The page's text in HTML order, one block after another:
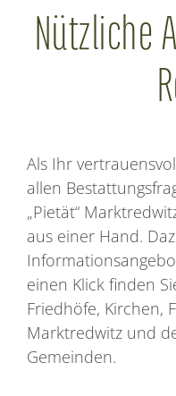
Nützliche
Als Ihr
allen
„Pietät“
aus einer Hand.
einen Klick finden
Friedhöfe, Kirchen,
Marktredwitz und
Gemeinden.